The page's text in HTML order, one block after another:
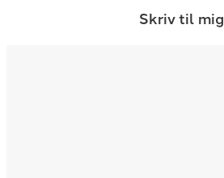
Skriv til mig